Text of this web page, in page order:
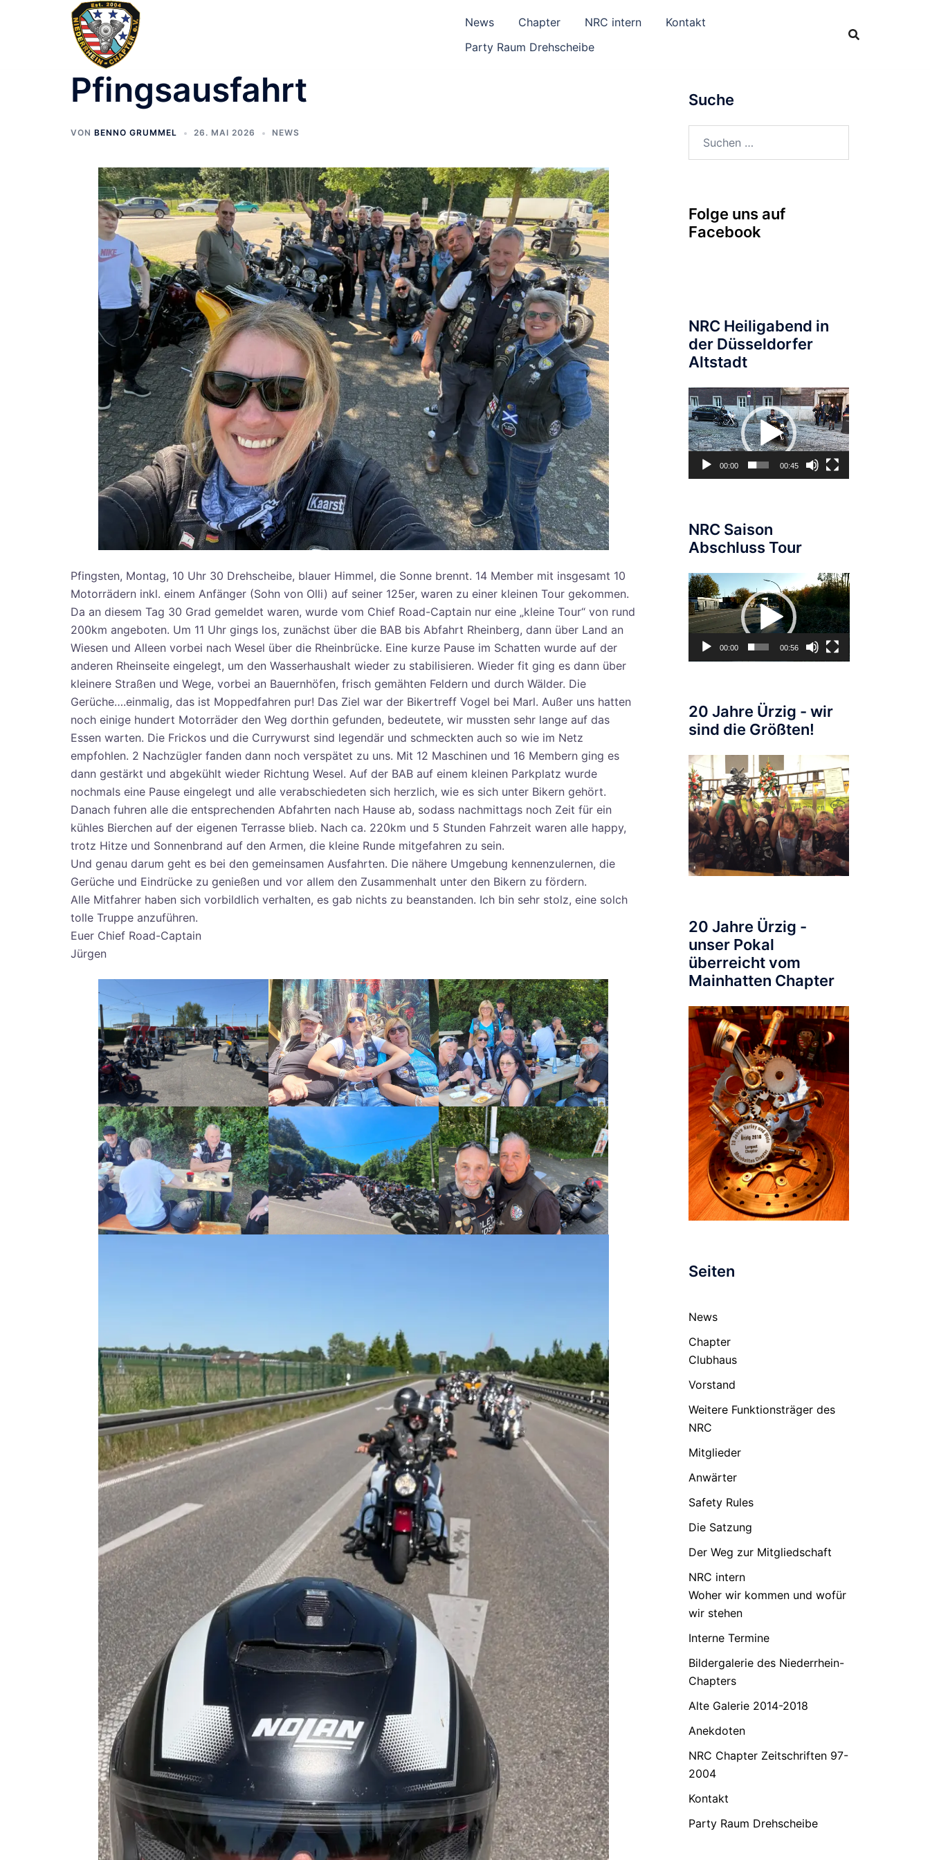
News Chapter NRC intern
Kontakt
Party Raum Drehscheibe
Pfingsausfahrt
VON BENNO GRUMMEL 26. MAI 2026 NEWS
Pfingsten, Montag, 10 Uhr 30 Drehscheibe, blauer Himmel, die Sonne brennt. 14 Member mit insgesamt 10
Motorrädern inkl. einem Anfänger (Sohn von Olli) auf seiner 125er, waren zu einer kleinen Tour gekommen.
Da an diesem Tag 30 Grad gemeldet waren, wurde vom Chief Road-Captain nur eine „kleine Tour“ von rund
200km angeboten. Um 11 Uhr gings los, zunächst über die BAB bis Abfahrt Rheinberg, dann über Land an
Wiesen und Alleen vorbei nach Wesel über die Rheinbrücke. Eine kurze Pause im Schatten wurde auf der
anderen Rheinseite eingelegt, um den Wasserhaushalt wieder zu stabilisieren. Wieder fit ging es dann über
kleinere Straßen und Wege, vorbei an Bauernhöfen, frisch gemähten Feldern und durch Wälder. Die
Gerüche….einmalig, das ist Moppedfahren pur! Das Ziel war der Bikertreff Vogel bei Marl. Außer uns hatten
noch einige hundert Motorräder den Weg dorthin gefunden, bedeutete, wir mussten sehr lange auf das
Essen warten. Die Frickos und die Currywurst sind legendär und schmeckten auch so wie im Netz
empfohlen. 2 Nachzügler fanden dann noch verspätet zu uns. Mit 12 Maschinen und 16 Membern ging es
dann gestärkt und abgekühlt wieder Richtung Wesel. Auf der BAB auf einem kleinen Parkplatz wurde
nochmals eine Pause eingelegt und alle verabschiedeten sich herzlich, wie es sich unter Bikern gehört.
Danach fuhren alle die entsprechenden Abfahrten nach Hause ab, sodass nachmittags noch Zeit für ein
kühles Bierchen auf der eigenen Terrasse blieb. Nach ca. 220km und 5 Stunden Fahrzeit waren alle happy,
trotz Hitze und Sonnenbrand auf den Armen, die kleine Runde mitgefahren zu sein.
Und genau darum geht es bei den gemeinsamen Ausfahrten. Die nähere Umgebung kennenzulernen, die
Gerüche und Eindrücke zu genießen und vor allem den Zusammenhalt unter den Bikern zu fördern.
Alle Mitfahrer haben sich vorbildlich verhalten, es gab nichts zu beanstanden. Ich bin sehr stolz, eine solch
tolle Truppe anzuführen.
Euer Chief Road-Captain
Jürgen
Suche
nach:
Folge uns auf
Facebook
NRC Heiligabend in
der Düsseldorfer
Altstadt
Video-
Player
00:00 00:45
NRC Saison
Abschluss Tour
Video-
Player
00:00 00:56
20 Jahre Ürzig - wir
sind die Größten!
20 Jahre Ürzig -
unser Pokal
überreicht vom
Mainhatten Chapter
Seiten
News
Chapter
Clubhaus
Vorstand
Weitere Funktionsträger des
NRC
Mitglieder
Anwärter
Safety Rules
Die Satzung
Der Weg zur Mitgliedschaft
NRC intern
Woher wir kommen und wofür
wir stehen
Interne Termine
Bildergalerie des Niederrhein-
Chapters
Alte Galerie 2014-2018
Anekdoten
NRC Chapter Zeitschriften 97-
2004
Kontakt
Party Raum Drehscheibe